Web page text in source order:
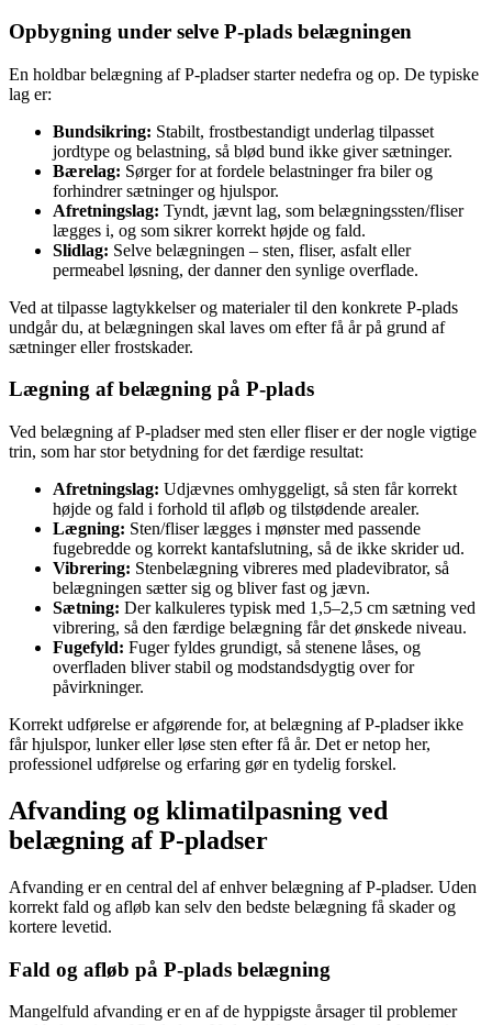
Opbygning under selve P-plads belægningen
En holdbar belægning af P-pladser starter nedefra og op. De typiske
lag er:
Bundsikring: Stabilt, frostbestandigt underlag tilpasset
jordtype og belastning, så blød bund ikke giver sætninger.
Bærelag: Sørger for at fordele belastninger fra biler og
forhindrer sætninger og hjulspor.
Afretningslag: Tyndt, jævnt lag, som belægningssten/fliser
lægges i, og som sikrer korrekt højde og fald.
Slidlag: Selve belægningen – sten, fliser, asfalt eller
permeabel løsning, der danner den synlige overflade.
Ved at tilpasse lagtykkelser og materialer til den konkrete P-plads
undgår du, at belægningen skal laves om efter få år på grund af
sætninger eller frostskader.
Lægning af belægning på P-plads
Ved belægning af P-pladser med sten eller fliser er der nogle vigtige
trin, som har stor betydning for det færdige resultat:
Afretningslag: Udjævnes omhyggeligt, så sten får korrekt
højde og fald i forhold til afløb og tilstødende arealer.
Lægning: Sten/fliser lægges i mønster med passende
fugebredde og korrekt kantafslutning, så de ikke skrider ud.
Vibrering: Stenbelægning vibreres med pladevibrator, så
belægningen sætter sig og bliver fast og jævn.
Sætning: Der kalkuleres typisk med 1,5–2,5 cm sætning ved
vibrering, så den færdige belægning får det ønskede niveau.
Fugefyld: Fuger fyldes grundigt, så stenene låses, og
overfladen bliver stabil og modstandsdygtig over for
påvirkninger.
Korrekt udførelse er afgørende for, at belægning af P-pladser ikke
får hjulspor, lunker eller løse sten efter få år. Det er netop her,
professionel udførelse og erfaring gør en tydelig forskel.
Afvanding og klimatilpasning ved
belægning af P-pladser
Afvanding er en central del af enhver belægning af P-pladser. Uden
korrekt fald og afløb kan selv den bedste belægning få skader og
kortere levetid.
Fald og afløb på P-plads belægning
Mangelfuld afvanding er en af de hyppigste årsager til problemer